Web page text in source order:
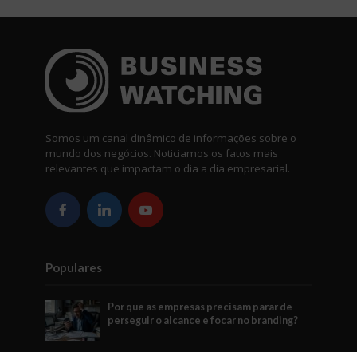
Somos um canal dinâmico de informações sobre o
mundo dos negócios. Noticiamos os fatos mais
relevantes que impactam o dia a dia empresarial.
Populares
Por que as empresas precisam parar de
perseguir o alcance e focar no branding?